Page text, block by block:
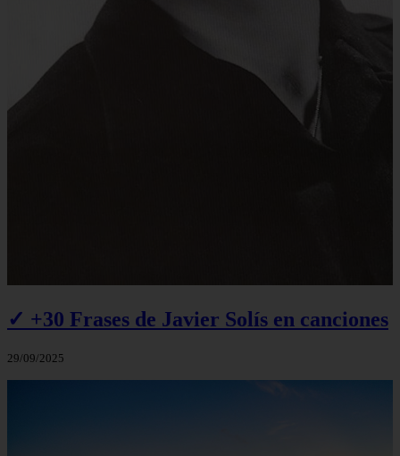
✓ +30 Frases de Javier Solís en canciones
29/09/2025